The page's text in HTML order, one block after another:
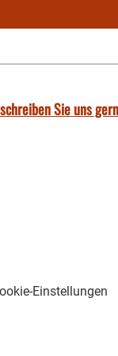
Sie uns
Einstellungen